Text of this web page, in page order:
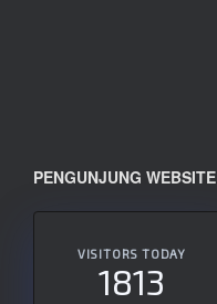
PENGUNJUNG WEBSITE
VISITORS TODAY
1813